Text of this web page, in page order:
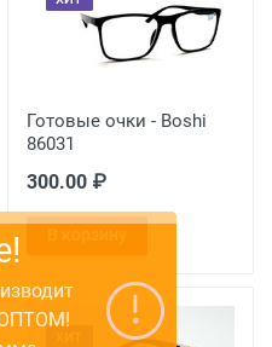
Готовые очки - Boshi
86031
300.00 ₽